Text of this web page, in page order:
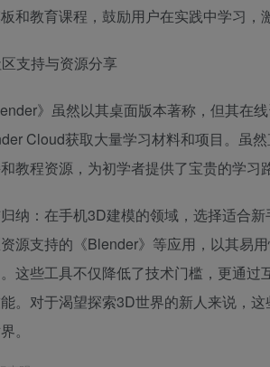
和教育课程，鼓励用户在实践中学习，
支持与资源分享
》虽然以其桌面版本著称，但其在
Cloud获取大量学习材料和项目。虽
教程资源，为初学者提供了宝贵的学习
纳：在手机3D建模的领域，选择适合
源支持的《Blender》等应用，以其易
这些工具不仅降低了技术门槛，更通
。对于渴望探索3D世界的新人来说，
。